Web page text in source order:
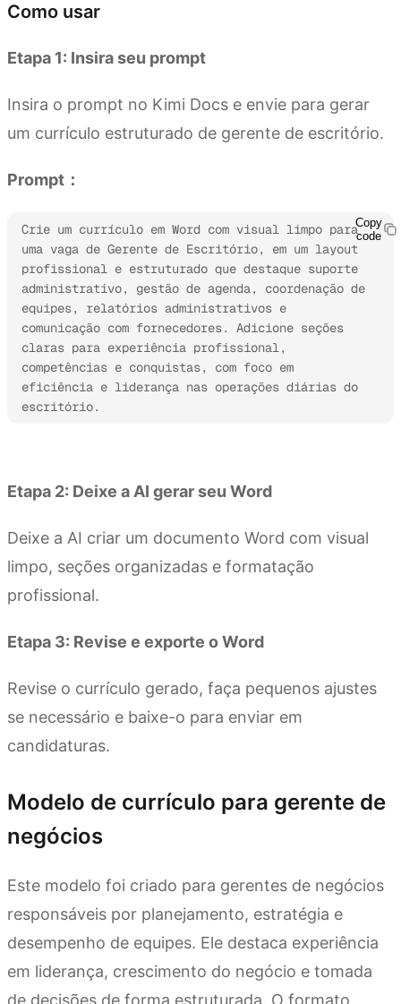
Como usar
Etapa 1: Insira seu prompt
Insira o prompt no Kimi Docs e envie para gerar
um currículo estruturado de gerente de escritório.
Prompt：
Crie um currículo em Word com visual limpo para
uma vaga de Gerente de Escritório, em um layout
profissional e estruturado que destaque suporte
administrativo, gestão de agenda, coordenação de
equipes, relatórios administrativos e
comunicação com fornecedores. Adicione seções
claras para experiência profissional,
competências e conquistas, com foco em
eficiência e liderança nas operações diárias do
escritório.
Copy
code
Etapa 2: Deixe a AI gerar seu Word
Deixe a AI criar um documento Word com visual
limpo, seções organizadas e formatação
profissional.
Etapa 3: Revise e exporte o Word
Revise o currículo gerado, faça pequenos ajustes
se necessário e baixe-o para enviar em
candidaturas.
Modelo de currículo para gerente de
negócios
Este modelo foi criado para gerentes de negócios
responsáveis por planejamento, estratégia e
desempenho de equipes. Ele destaca experiência
em liderança, crescimento do negócio e tomada
de decisões de forma estruturada. O formato